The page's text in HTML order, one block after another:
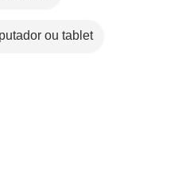
ou tablet